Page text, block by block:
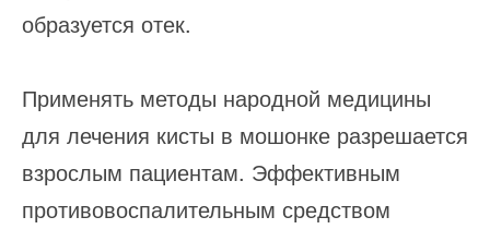
образуется отек.
Применять методы народной медицины
для лечения кисты в мошонке разрешается
взрослым пациентам. Эффективным
противовоспалительным средством